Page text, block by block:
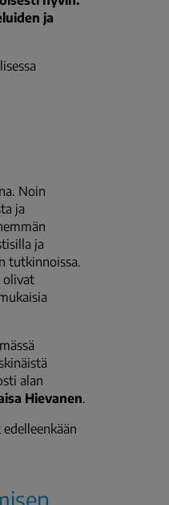
ja
Noin
ja
ja
tutkinnoissa.
olivat
alan
Hievanen.